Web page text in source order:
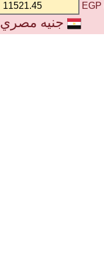
جنيه مصري